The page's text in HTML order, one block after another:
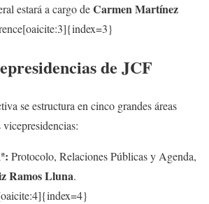
estará a cargo deCarmen Martínez
de JCF
se estructura en cinco grandes áreas
Protocolo, Relaciones Públicas y Agenda,
Ramos Lluna.